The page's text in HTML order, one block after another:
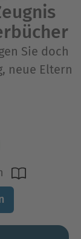
Sie doch
neue Eltern